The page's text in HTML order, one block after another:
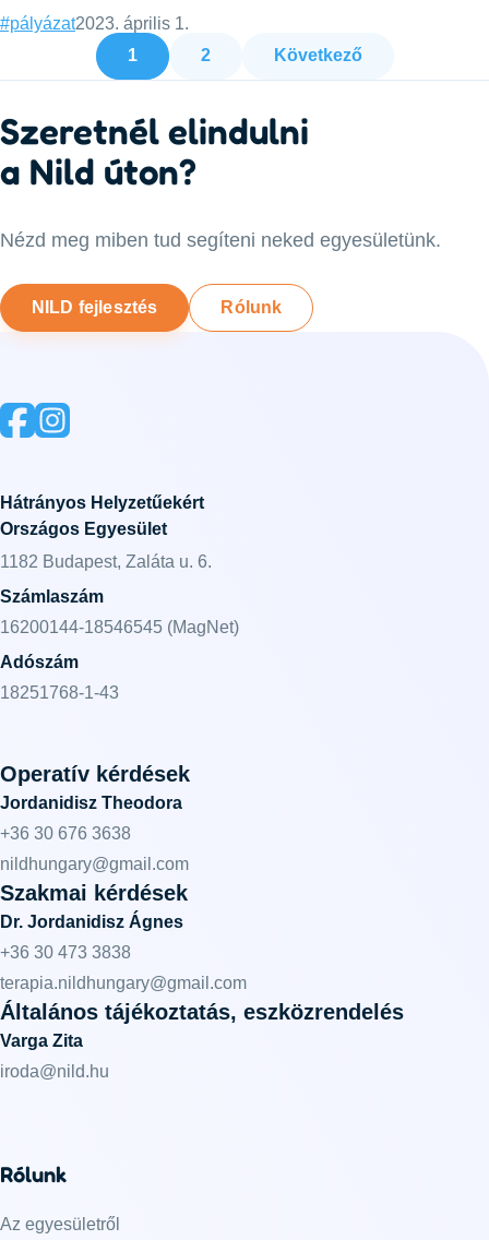
Categories:
#pályázatPublished:
2023. április 1.
Bejegyzések
1 2 Következő
Szeretnél elindulni
a Nild úton?
Nézd meg miben tud segíteni neked egyesületünk.
NILD fejlesztés Rólunk
Hátrányos Helyzetűekért
Országos Egyesület
1182 Budapest, Zaláta u. 6.
Számlaszám
16200144-18546545 (MagNet)
Adószám
18251768-1-43
Operatív kérdések
Jordanidisz Theodora
+36 30 676 3638
nildhungary@gmail.com
Szakmai kérdések
Dr. Jordanidisz Ágnes
+36 30 473 3838
terapia.nildhungary@gmail.com
Általános tájékoztatás, eszközrendelés
Varga Zita
iroda@nild.hu
Rólunk
Az egyesületről